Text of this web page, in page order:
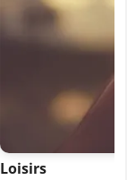
Loisirs